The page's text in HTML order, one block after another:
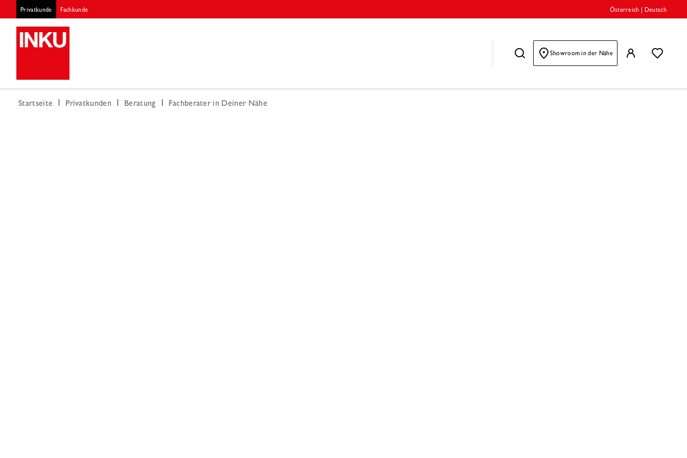
Privatkunde Fachkunde Österreich Deutsch
Showroom in der Nähe
Startseite Privatkunden Beratung Fachberater in Deiner Nähe